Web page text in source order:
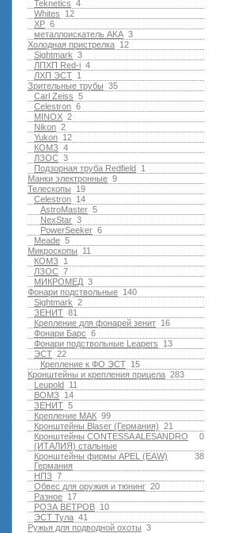
4
Teknetics
12
Whites
6
XP
3
металлоискатель AKA
12
Холодная пристрелка
3
Sightmark
4
ЛПХП Red-i
1
ЛХП ЭСТ
35
Зрительные трубы
5
Carl Zeiss
6
Celestron
2
MINOX
2
Nikon
12
Yukon
4
КОМЗ
3
ЛЗОС
1
Подзорная труба Redfield
9
Манки электронные
19
Телескопы
14
Celestron
5
AstroMaster
3
NexStar
6
PowerSeeker
5
Meade
11
Микроскопы
1
КОМЗ
7
ЛЗОС
3
МИКРОМЕД
140
Фонари подствольные
2
Sightmark
81
ЗЕНИТ
16
Крепление для фонарей зенит
6
Фонари Барс
13
Фонари подствольные Leapers
22
ЭСТ
15
Крепление к ФО ЭСТ
283
Кронштейны и крепления прицела
11
Leupold
14
ВОМЗ
5
ЗЕНИТ
99
Крепление МАК
21
Кронштейны Blaser (Германия)
0
Кронштейны CONTESSA ALESANDRO
(ИТАЛИЯ) стальные
38
Кронштейны фирмы APEL (EAW)
Германия
7
НПЗ
20
Обвес для оружия и тюнинг
17
Разное
10
РОЗА ВЕТРОВ
41
ЭСТ Тула
3
Ружья для подводной оxоты